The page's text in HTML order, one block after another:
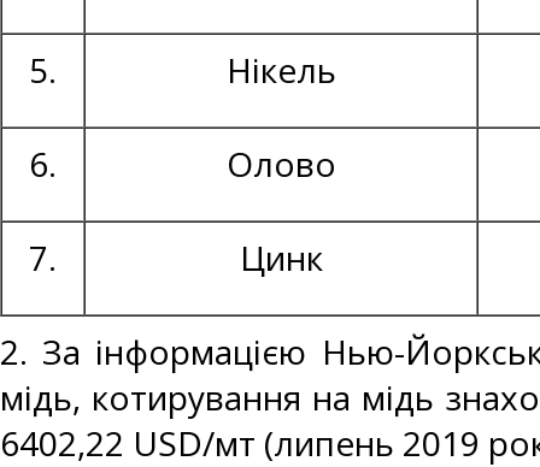
5. Нікель
6. Олово
7. Цинк
2. За інформацією Нью-
мідь, котирування на мідь
6402,22 USD/мт (липень 2019